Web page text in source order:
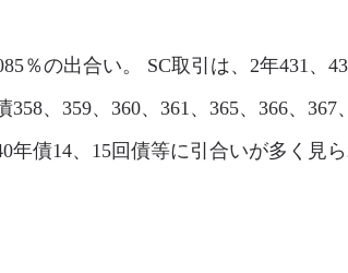
の出合い。 SC取引は、2年431、
358、359、360、361、365、366、
年債14、15回債等に引合いが多く見ら